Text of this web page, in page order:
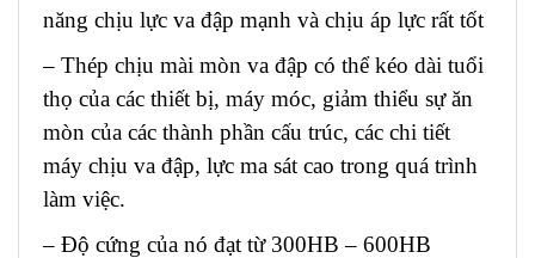
năng chịu lực va đập mạnh và chịu áp lực rất tốt
– Thép chịu mài mòn va đập có thể kéo dài tuổi
thọ của các thiết bị, máy móc, giảm thiểu sự ăn
mòn của các thành phần cấu trúc, các chi tiết
máy chịu va đập, lực ma sát cao trong quá trình
làm việc.
– Độ cứng của nó đạt từ 300HB – 600HB